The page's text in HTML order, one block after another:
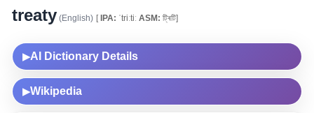
treaty (English) [IPA: ˈtriːtiː ASM: ট্ৰিটি]
▶AI Dictionary Details
▶Wikipedia